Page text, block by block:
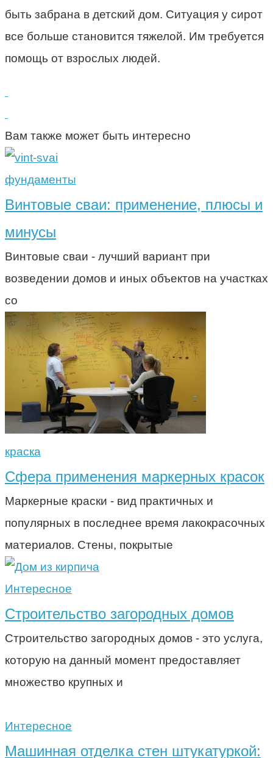
быть забрана в детский дом. Ситуация у сирот
все больше становится тяжелой. Им требуется
помощь от взрослых людей.
Вам также может быть интересно
фундаменты
Винтовые сваи: применение, плюсы и
минусы
Винтовые сваи - лучший вариант при
возведении домов и иных объектов на участках
со
краска
Сфера применения маркерных красок
Маркерные краски - вид практичных и
популярных в последнее время лакокрасочных
материалов. Стены, покрытые
Интересное
Строительство загородных домов
Строительство загородных домов - это услуга,
которую на данный момент предоставляет
множество крупных и
Интересное
Машинная отделка стен штукатуркой: